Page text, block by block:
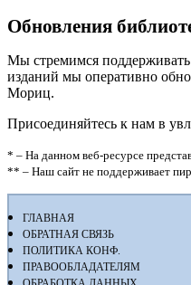
Обновления
Мы стремимся
изданий мы оперативно
Мориц.
Присоединяйтесь к нам в
* – На данном веб-ресурсе
** – Наш сайт не поддерживает
ГЛАВНАЯ
ОБРАТНАЯ СВЯЗЬ
ПОЛИТИКА КОНФ.
ПРАВООБЛАДАТЕЛЯМ